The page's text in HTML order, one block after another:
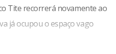
Tite recorrerá novamente ao
já ocupou o espaço vago